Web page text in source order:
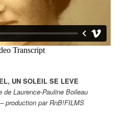
UN SOLEIL SE LEVE
de Laurence-Pauline Boileau
production par RnB!FILMS